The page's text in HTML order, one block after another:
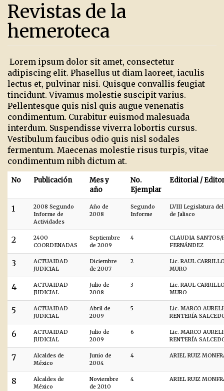
Revistas de la
hemeroteca
Lorem ipsum dolor sit amet, consectetur
adipiscing elit. Phasellus ut diam laoreet, iaculis
lectus et, pulvinar nisi. Quisque convallis feugiat
tincidunt. Vivamus molestie suscipit varius.
Pellentesque quis nisl quis augue venenatis
condimentum. Curabitur euismod malesuada
interdum. Suspendisse viverra lobortis cursus.
Vestibulum faucibus odio quis nisl sodales
fermentum. Maecenas molestie risus turpis, vitae
condimentum nibh dictum at.
No Publicación
Mes y
año
No.
Ejemplar
Editorial /
1
2008 Segundo
Informe de
Actividades
Año de
2008
Segundo
Informe
LVIII Legislatura
de Jalisco
2
2400
COORDENADAS
Septiembre
de 2009
4
CLAUDIA SANTOS/
FERNÁNDEZ
3
ACTUAIDAD
JUDICIAL
Diciembre
de 2007
2
Lic. RAUL
MURO
4
ACTUAIDAD
JUDICIAL
Julio de
2008
3
Lic. RAUL
MURO
5
ACTUAIDAD
JUDICIAL
Abril de
2009
5
Lic. MARCO
RENTERÍA
6
ACTUAIDAD
JUDICIAL
Julio de
2009
6
Lic. MARCO
RENTERÍA
7
Alcaldes de
México
Junio de
2004
4 ARIEL RUIZ
8
Alcaldes de
México
Noviembre
de 2010
4 ARIEL RUIZ